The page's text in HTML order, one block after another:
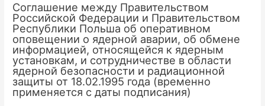
Соглашение между Правительством
Российской Федерации и Правительством
Республики Польша об оперативном
оповещении о ядерной аварии, об обмене
информацией, относящейся к ядерным
установкам, и сотрудничестве в области
ядерной безопасности и радиационной
защиты от 18.02.1995 года (временно
применяется с даты подписания)